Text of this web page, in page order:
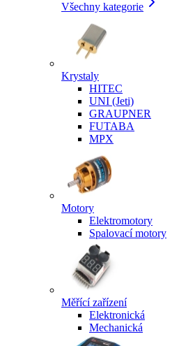
Všechny kategorie
Krystaly
HITEC
UNI (Jeti)
GRAUPNER
FUTABA
MPX
Motory
Elektromotory
Spalovací motory
Měřící zařízení
Elektronická
Mechanická